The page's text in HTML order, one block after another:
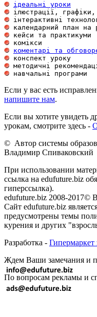
ідеальні уроки
кейси
коментарі та
Если у вас есть
напишите нам.
Если вы хотите увидеть
урокам, смотрите здесь -
© Автор системы
Владимир Спиваковский
При использовании
ссылка на edufuture.biz
гиперссылка).
edufuture.biz 2008-2017©
Сайт edufuture.biz
предусмотрены темы
курения и других
Разработка -
Ждем Ваши замечания и
По вопросам рекламы и